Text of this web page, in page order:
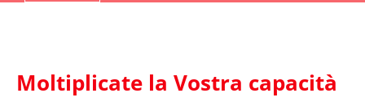
Moltiplicate la Vostra capacità